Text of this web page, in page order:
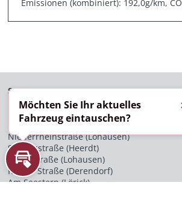
Emissionen (kombiniert): 192,0g/km, CO
STANDORTE
Düsseldorf
Krefelder Straße (Heerdt)
Niederrheinstraße (Lohausen)
Schiessstraße (Heerdt)
Ikarusstraße (Lohausen)
Rather Straße (Derendorf)
Am Seestern (Lörick)
Inzahlungnahme
Möchten Sie Ihr aktuelles
Fahrzeug eintauschen?